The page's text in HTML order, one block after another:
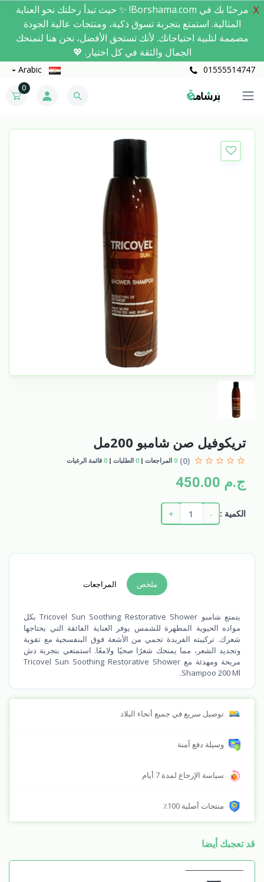
مرحبًا بك في Borshama.com! ✨ حيث تبدأ رحلتك نحو العناية
المثالية. استمتع بتجربة تسوق ذكية، ومنتجات عالية الجودة
مصممة لتلبية احتياجاتك. لأنك تستحق الأفضل، نحن هنا لنمنحك
الجمال والثقة في كل اختيار. 💖
X
01555514747
0
تريكوفيل صن شامبو 200مل
(0)
0 المراجعات 0 الطلبات 0 قائمة الرغبات
ج.م 450.00
الكمية : -
+
ملخص المراجعات
يتمتع شامبو Tricovel Sun Soothing Restorative Shower بكل
مواده الحيوية المطهرة للشمس يوفر العناية الفائقة التي يحتاجها
شعرك. تركيبته الفريدة تحمي من الأشعة فوق البنفسجية مع تقوية
وتجديد الشعر، مما يمنحك شعرًا صحيًا ولامعًا. استمتعي بتجربة دش
مريحة ومهدئة مع Tricovel Sun Soothing Restorative Shower
Shampoo 200 Ml.
توصيل سريع في جميع أنحاء البلاد
وسيلة دفع آمنة
سياسة الإرجاع لمدة 7 أيام
منتجات أصلية 100٪
قد تعجبك أيضا